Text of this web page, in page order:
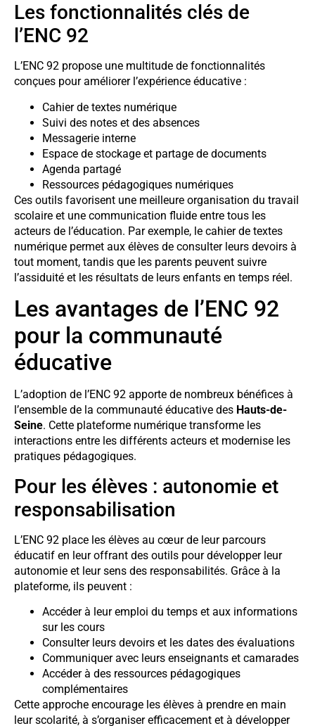
Les fonctionnalités clés de
l’ENC 92
L’ENC 92 propose une multitude de fonctionnalités
conçues pour améliorer l’expérience éducative :
Cahier de textes numérique
Suivi des notes et des absences
Messagerie interne
Espace de stockage et partage de documents
Agenda partagé
Ressources pédagogiques numériques
Ces outils favorisent une meilleure organisation du travail
scolaire et une communication fluide entre tous les
acteurs de l’éducation. Par exemple, le cahier de textes
numérique permet aux élèves de consulter leurs devoirs à
tout moment, tandis que les parents peuvent suivre
l’assiduité et les résultats de leurs enfants en temps réel.
Les avantages de l’ENC 92
pour la communauté
éducative
L’adoption de l’ENC 92 apporte de nombreux bénéfices à
l’ensemble de la communauté éducative des Hauts-de-
Seine. Cette plateforme numérique transforme les
interactions entre les différents acteurs et modernise les
pratiques pédagogiques.
Pour les élèves : autonomie et
responsabilisation
L’ENC 92 place les élèves au cœur de leur parcours
éducatif en leur offrant des outils pour développer leur
autonomie et leur sens des responsabilités. Grâce à la
plateforme, ils peuvent :
Accéder à leur emploi du temps et aux informations
sur les cours
Consulter leurs devoirs et les dates des évaluations
Communiquer avec leurs enseignants et camarades
Accéder à des ressources pédagogiques
complémentaires
Cette approche encourage les élèves à prendre en main
leur scolarité, à s’organiser efficacement et à développer